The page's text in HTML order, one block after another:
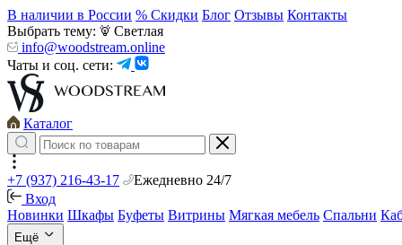
В наличии в России % Скидки Блог Отзывы Контакты
Выбрать тему:
Светлая
info@woodstream.online
Чаты и соц. сети:
Каталог
+7 (937) 216-43-17
Ежедневно 24/7
Вход
Новинки Шкафы Буфеты Витрины Мягкая мебель Спальни
Ещё